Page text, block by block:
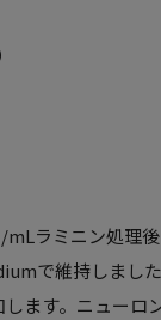
ラミニン処理
で維持しまし
ます。ニューロ